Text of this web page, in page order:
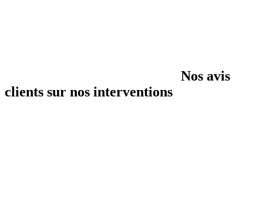
Nos avis
clients sur nos interventions